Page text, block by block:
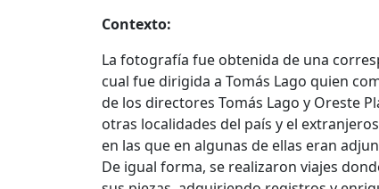
Contexto:
La fotografía fue obtenida de una
cual fue dirigida a Tomás Lago quien
de los directores Tomás Lago y Oreste
otras localidades del país y el
en las que en algunas de ellas eran
De igual forma, se realizaron viajes